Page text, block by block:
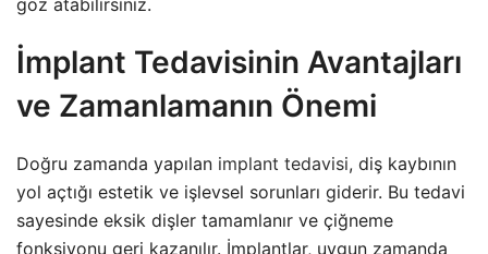
İmplant Tedavisinin Avantajları
ve Zamanlamanın Önemi
Doğru zamanda yapılan implant tedavisi, diş kaybının
yol açtığı estetik ve işlevsel sorunları giderir. Bu tedavi
sayesinde eksik dişler tamamlanır ve çiğneme
fonksiyonu geri kazanılır. İmplantlar, uygun zamanda